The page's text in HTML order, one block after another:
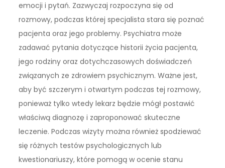
emocji i pytań. Zazwyczaj rozpoczyna się od
rozmowy, podczas której specjalista stara się poznać
pacjenta oraz jego problemy. Psychiatra może
zadawać pytania dotyczące historii życia pacjenta,
jego rodziny oraz dotychczasowych doświadczeń
związanych ze zdrowiem psychicznym. Ważne jest,
aby być szczerym i otwartym podczas tej rozmowy,
ponieważ tylko wtedy lekarz będzie mógł postawić
właściwą diagnozę i zaproponować skuteczne
leczenie. Podczas wizyty można również spodziewać
się różnych testów psychologicznych lub
kwestionariuszy, które pomogą w ocenie stanu